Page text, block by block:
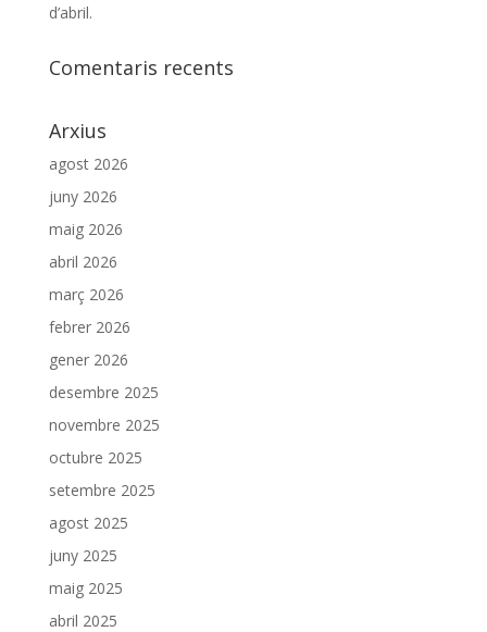
d’abril.
Comentaris recents
Arxius
agost 2026
juny 2026
maig 2026
abril 2026
març 2026
febrer 2026
gener 2026
desembre 2025
novembre 2025
octubre 2025
setembre 2025
agost 2025
juny 2025
maig 2025
abril 2025